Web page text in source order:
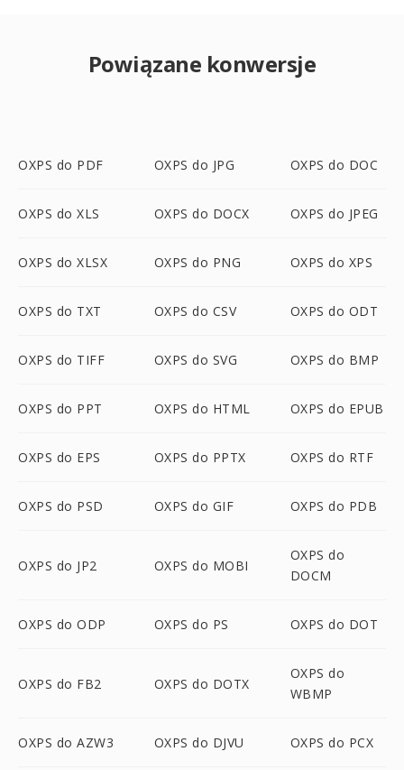
Powiązane konwersje
OXPS do PDF OXPS do JPG OXPS do DOC
OXPS do XLS OXPS do DOCX OXPS do JPEG
OXPS do XLSX OXPS do PNG OXPS do XPS
OXPS do TXT OXPS do CSV OXPS do ODT
OXPS do TIFF OXPS do SVG OXPS do BMP
OXPS do PPT OXPS do HTML OXPS do EPUB
OXPS do EPS OXPS do PPTX OXPS do RTF
OXPS do PSD OXPS do GIF OXPS do PDB
OXPS do JP2 OXPS do MOBI
OXPS do
DOCM
OXPS do ODP OXPS do PS OXPS do DOT
OXPS do FB2 OXPS do DOTX
OXPS do
WBMP
OXPS do AZW3 OXPS do DJVU OXPS do PCX